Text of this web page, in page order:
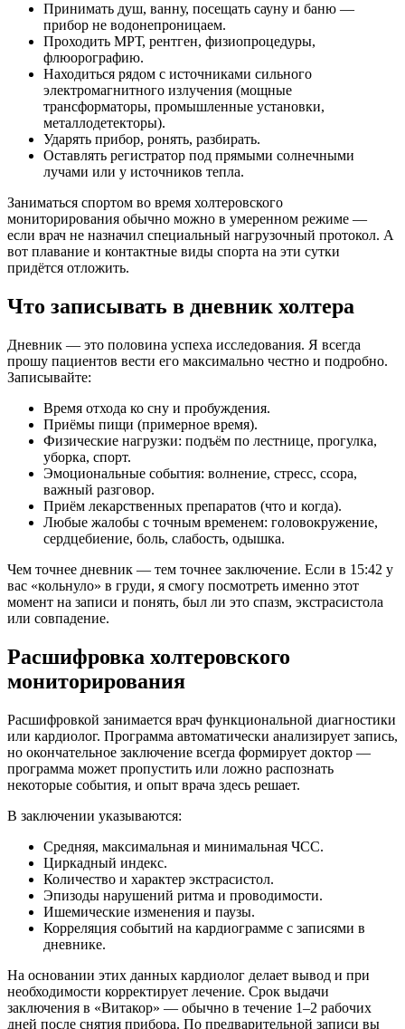
Принимать душ, ванну, посещать сауну и баню —
прибор не водонепроницаем.
Проходить МРТ, рентген, физиопроцедуры,
флюорографию.
Находиться рядом с источниками сильного
электромагнитного излучения (мощные
трансформаторы, промышленные установки,
металлодетекторы).
Ударять прибор, ронять, разбирать.
Оставлять регистратор под прямыми солнечными
лучами или у источников тепла.
Заниматься спортом во время холтеровского
мониторирования обычно можно в умеренном режиме —
если врач не назначил специальный нагрузочный протокол. А
вот плавание и контактные виды спорта на эти сутки
придётся отложить.
Что записывать в дневник холтера
Дневник — это половина успеха исследования. Я всегда
прошу пациентов вести его максимально честно и подробно.
Записывайте:
Время отхода ко сну и пробуждения.
Приёмы пищи (примерное время).
Физические нагрузки: подъём по лестнице, прогулка,
уборка, спорт.
Эмоциональные события: волнение, стресс, ссора,
важный разговор.
Приём лекарственных препаратов (что и когда).
Любые жалобы с точным временем: головокружение,
сердцебиение, боль, слабость, одышка.
Чем точнее дневник — тем точнее заключение. Если в 15:42 у
вас «кольнуло» в груди, я смогу посмотреть именно этот
момент на записи и понять, был ли это спазм, экстрасистола
или совпадение.
Расшифровка холтеровского
мониторирования
Расшифровкой занимается врач функциональной диагностики
или кардиолог. Программа автоматически анализирует запись,
но окончательное заключение всегда формирует доктор —
программа может пропустить или ложно распознать
некоторые события, и опыт врача здесь решает.
В заключении указываются:
Средняя, максимальная и минимальная ЧСС.
Циркадный индекс.
Количество и характер экстрасистол.
Эпизоды нарушений ритма и проводимости.
Ишемические изменения и паузы.
Корреляция событий на кардиограмме с записями в
дневнике.
На основании этих данных кардиолог делает вывод и при
необходимости корректирует лечение. Срок выдачи
заключения в «Витакор» — обычно в течение 1–2 рабочих
дней после снятия прибора. По предварительной записи вы